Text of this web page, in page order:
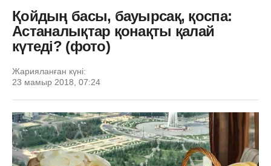
Қойдың басы, бауырсақ, қоспа:
Астаналықтар қонақты қалай
күтеді? (фото)
Жарияланған күні:
23 мамыр 2018, 07:24